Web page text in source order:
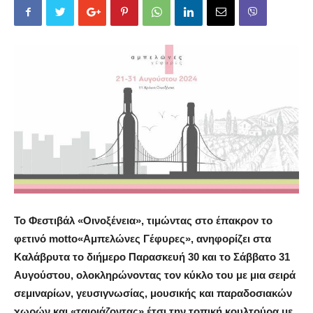
Το Φεστιβάλ «Οινοξένεια», τιμώντας στο έπακρον το
φετινό motto«Αμπελώνες Γέφυρες», ανηφορίζει στα
Καλάβρυτα το διήμερο Παρασκευή 30 και το Σάββατο 31
Αυγούστου, ολοκληρώνοντας τον κύκλο του με μια σειρά
σεμιναρίων, γευσιγνωσίας, μουσικής και παραδοσιακών